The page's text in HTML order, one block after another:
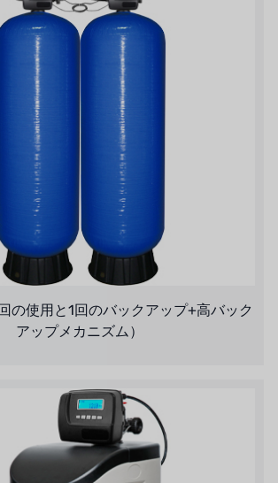
の使用と1回のバックアップ+高バック
アップメカニズム）